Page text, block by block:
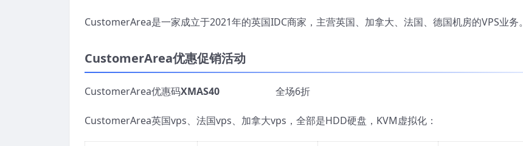
CustomerArea是一家成立于2021年的英国IDC商家，主营英国、加拿大、法国、德国机房的VPS业务。
CustomerArea优惠促销活动
CustomerArea优惠码XMAS40 全场6折
CustomerArea英国vps、法国vps、加拿大vps，全部是HDD硬盘，KVM虚拟化：